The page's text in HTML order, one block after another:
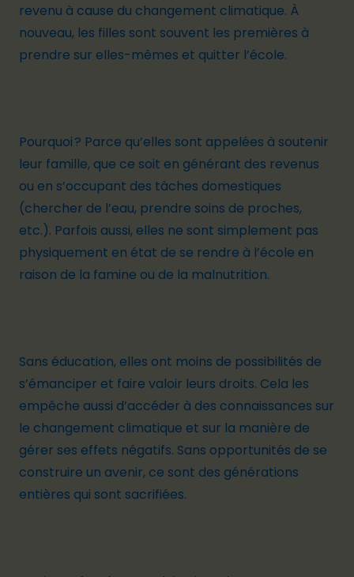
revenu à cause du changement climatique. À
nouveau, les filles sont souvent les premières à
prendre sur elles-mêmes et quitter l’école.
Pourquoi ? Parce qu’elles sont appelées à soutenir
leur famille, que ce soit en générant des revenus
ou en s’occupant des tâches domestiques
(chercher de l’eau, prendre soins de proches,
etc.). Parfois aussi, elles ne sont simplement pas
physiquement en état de se rendre à l’école en
raison de la famine ou de la malnutrition.
Sans éducation, elles ont moins de possibilités de
s’émanciper et faire valoir leurs droits. Cela les
empêche aussi d’accéder à des connaissances sur
le changement climatique et sur la manière de
gérer ses effets négatifs. Sans opportunités de se
construire un avenir, ce sont des générations
entières qui sont sacrifiées.